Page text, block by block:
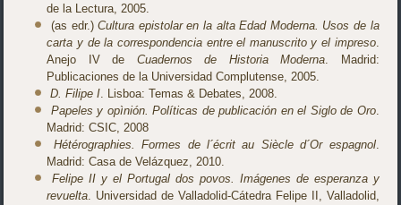
de la Lectura, 2005.
(as edr.)Cultura epistolar en la alta Edad Moderna. Usos de la
carta y de la correspondencia entre el manuscrito y el impreso.
Anejo IV de Cuadernos de Historia Moderna. Madrid:
Publicaciones de la Universidad Complutense, 2005.
D. Filipe I. Lisboa: Temas & Debates, 2008.
Papeles y opìnión. Políticas de publicación en el Siglo de Oro.
Madrid: CSIC, 2008
Hétérographies. Formes de l´écrit au Siècle d´Or espagnol.
Madrid: Casa de Velázquez, 2010.
Felipe II y el Portugal dos povos. Imágenes de esperanza y
revuelta. Universidad de Valladolid-Cátedra Felipe II, Valladolid,